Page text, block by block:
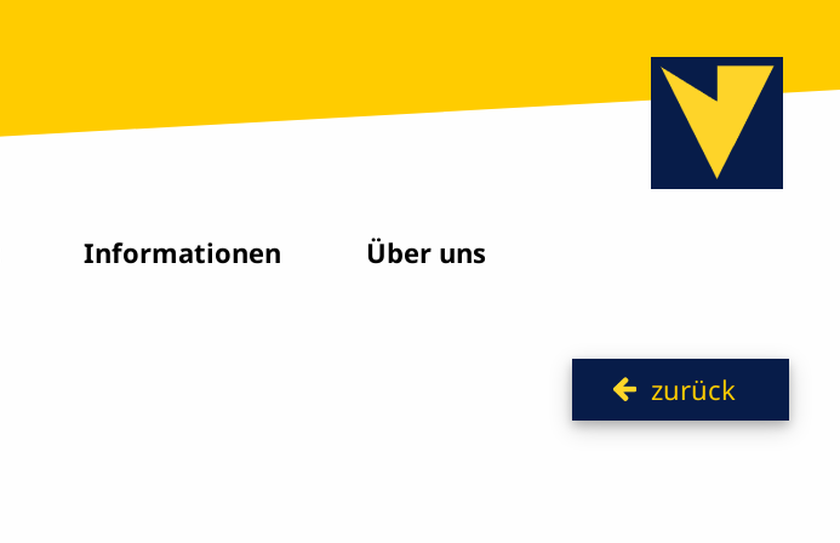
Informationen Über uns
zurück